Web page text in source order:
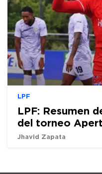
LPF
LPF: Resumen
del torneo
Jhavid Zapata